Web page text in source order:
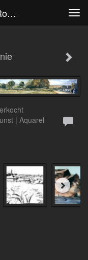
Jacob Kerssemakers - Tasnad, Roemenie
| Aquarel